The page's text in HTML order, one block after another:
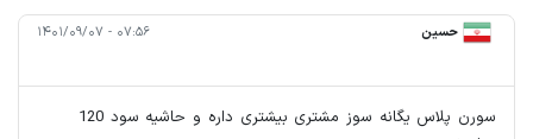
حسین ۰۷:۵۶ - ۱۴۰۱/۰۹/۰۷
سورن پلاس یگانه سوز مشتری بیشتری داره و حاشیه سود 120